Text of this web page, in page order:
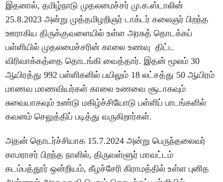
இதனால், தமிழ்நாடு முதலமைச்சர் மு.க.ஸ்டாலின்
25.8.2023 அன்று முத்தமிழறிஞர் டாக்டர் கலைஞர் பிறந்த
ஊராகிய திருக்குவளையில் உள்ள அரசுத் தொடக்கப்
பள்ளியில் முதலமைச்சரின் காலை உணவு திட்ட
விரிவாக்கத்தை தொடங்கி வைத்தார். இதன் மூலம் 30
ஆயிரத்து 992 பள்ளிகளில் பயிலும் 18 லட்சத்து 50 ஆயிரம்
மாணவ மாணவியர்கள் காலை உணவை சூடாகவும்
சுவையாகவும் உண்டு மகிழ்ச்சியோடு பள்ளிப் பாடங்களில்
கவனம் செலுத்திப் படித்து வருகிறார்கள்.
அதன் தொடர்ச்சியாக 15.7.2024 அன்று பெருந்தலைவர்
காமராசர் பிறந்த நாளில், திருவள்ளூர் மாவட்டம்
கடம்பத்தூர் ஒன்றியம், கீழச்சேரி கிராமத்தில் உள்ள புனித